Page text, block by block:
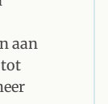
aan
tot